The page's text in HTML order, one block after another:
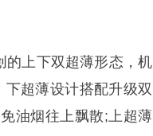
上下双超薄形态，机
下超薄设计搭配升级双
油烟往上飘散;上超薄